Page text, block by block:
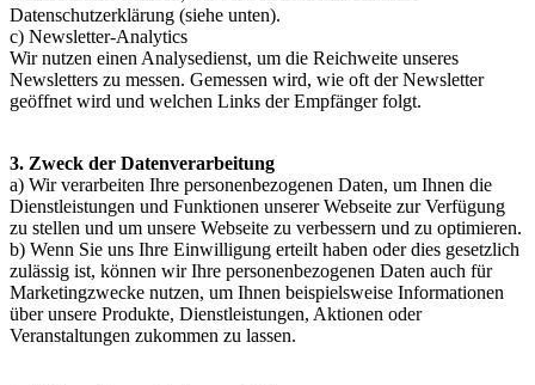
Datenschutzerklärung (siehe unten).
c) Newsletter-Analytics
Wir nutzen einen Analysedienst, um die Reichweite unseres
Newsletters zu messen. Gemessen wird, wie oft der Newsletter
geöffnet wird und welchen Links der Empfänger folgt.
3. Zweck der Datenverarbeitung
a) Wir verarbeiten Ihre personenbezogenen Daten, um Ihnen die
Dienstleistungen und Funktionen unserer Webseite zur Verfügung
zu stellen und um unsere Webseite zu verbessern und zu optimieren.
b) Wenn Sie uns Ihre Einwilligung erteilt haben oder dies gesetzlich
zulässig ist, können wir Ihre personenbezogenen Daten auch für
Marketingzwecke nutzen, um Ihnen beispielsweise Informationen
über unsere Produkte, Dienstleistungen, Aktionen oder
Veranstaltungen zukommen zu lassen.